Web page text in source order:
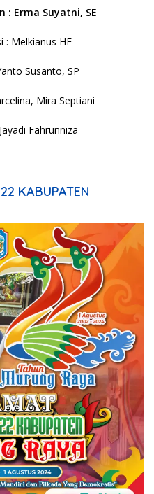
: Erma Suyatni, SE
: Melkianus HE
Susanto, SP
Mira Septiani
Fahrunniza
KABUPATEN